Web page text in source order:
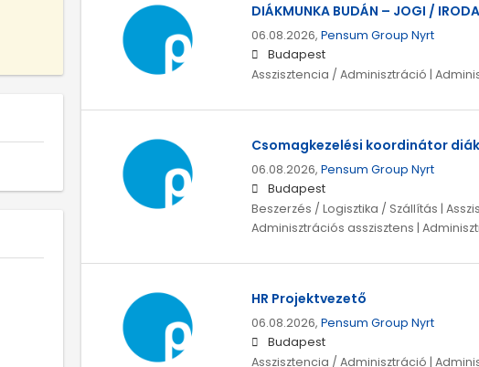
DIÁKMUNKA BUDÁN – JOGI /
06.08.2026, Pensum Group Nyrt
Budapest
Asszisztencia / Adminisztráció |
Csomagkezelési koordinátor
06.08.2026, Pensum Group Nyrt
Budapest
Beszerzés / Logisztika / Szállítás |
Adminisztrációs asszisztens |
HR Projektvezető
06.08.2026, Pensum Group Nyrt
Budapest
Asszisztencia / Adminisztráció |